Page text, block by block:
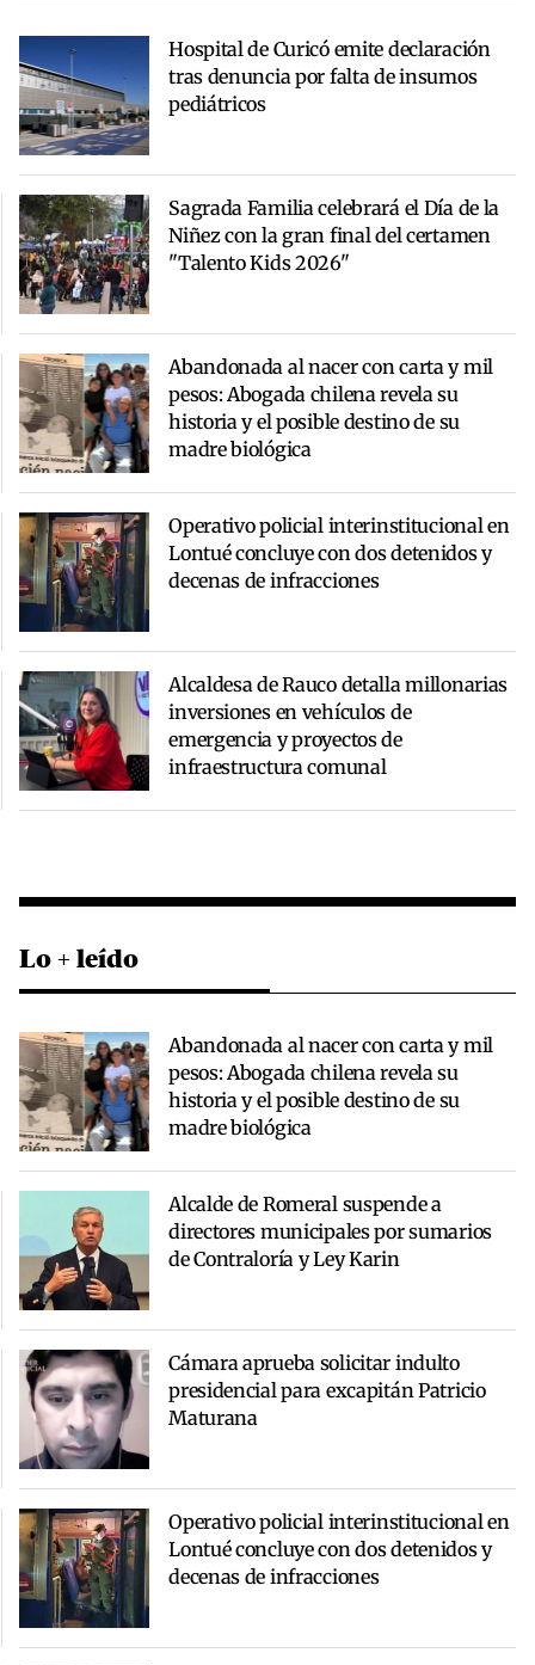
Hospital de Curicó emite declaración
tras denuncia por falta de insumos
pediátricos
Sagrada Familia celebrará el Día de la
Niñez con la gran final del certamen
"Talento Kids 2026"
Abandonada al nacer con carta y mil
pesos: Abogada chilena revela su
historia y el posible destino de su
madre biológica
Operativo policial interinstitucional en
Lontué concluye con dos detenidos y
decenas de infracciones
Alcaldesa de Rauco detalla millonarias
inversiones en vehículos de
emergencia y proyectos de
infraestructura comunal
Lo + leído
Abandonada al nacer con carta y mil
pesos: Abogada chilena revela su
historia y el posible destino de su
madre biológica
Alcalde de Romeral suspende a
directores municipales por sumarios
de Contraloría y Ley Karin
Cámara aprueba solicitar indulto
presidencial para excapitán Patricio
Maturana
Operativo policial interinstitucional en
Lontué concluye con dos detenidos y
decenas de infracciones